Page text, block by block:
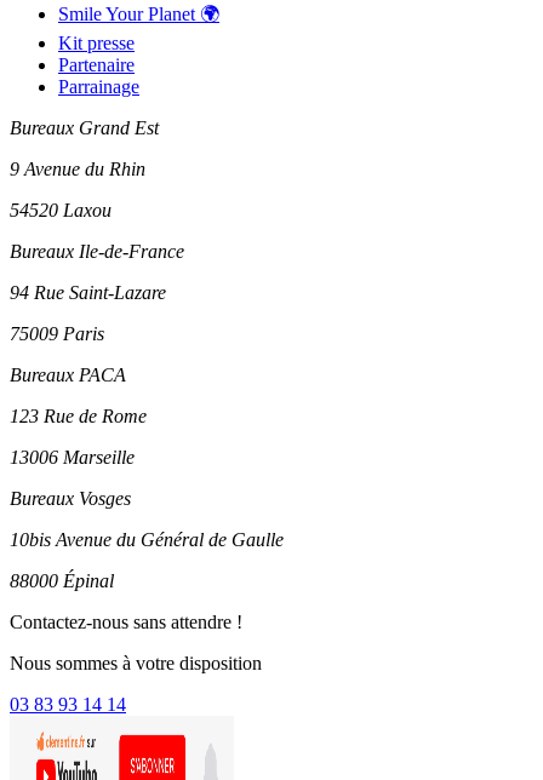
Smile Your Planet 🌍
Kit presse
Partenaire
Parrainage
Bureaux Grand Est
9 Avenue du Rhin
54520 Laxou
Bureaux Ile-de-France
94 Rue Saint-Lazare
75009 Paris
Bureaux PACA
123 Rue de Rome
13006 Marseille
Bureaux Vosges
10bis Avenue du Général de Gaulle
88000 Épinal
Contactez-nous sans attendre !
Nous sommes à votre disposition
03 83 93 14 14